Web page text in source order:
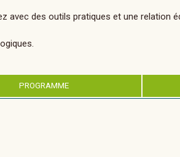
avec des outils pratiques et une relation
PROGRAMME